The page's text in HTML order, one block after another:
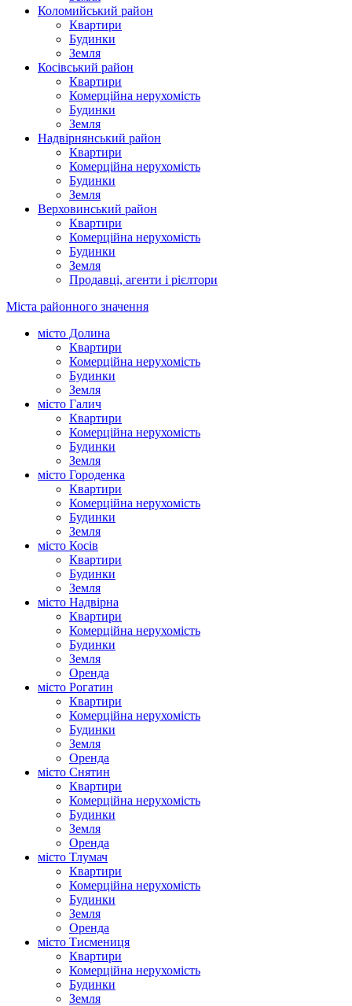
Коломийський район
Квартири
Будинки
Земля
Косівський район
Квартири
Комерційна нерухомість
Будинки
Земля
Надвірнянський район
Квартири
Комерційна нерухомість
Будинки
Земля
Верховинський район
Квартири
Комерційна нерухомість
Будинки
Земля
Продавці, агенти і рієлтори
Міста районного значення
місто Долина
Квартири
Комерційна нерухомість
Будинки
Земля
місто Галич
Квартири
Комерційна нерухомість
Будинки
Земля
місто Городенка
Квартири
Комерційна нерухомість
Будинки
Земля
місто Косів
Квартири
Будинки
Земля
місто Надвірна
Квартири
Комерційна нерухомість
Будинки
Земля
Оренда
місто Рогатин
Квартири
Комерційна нерухомість
Будинки
Земля
Оренда
місто Снятин
Квартири
Комерційна нерухомість
Будинки
Земля
Оренда
місто Тлумач
Квартири
Комерційна нерухомість
Будинки
Земля
Оренда
місто Тисмениця
Квартири
Комерційна нерухомість
Будинки
Земля